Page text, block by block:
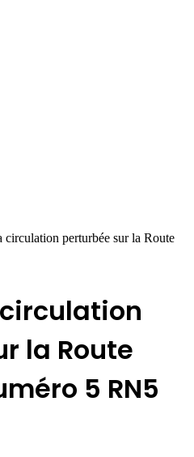
perturbée sur la Route
la Route
5 RN5